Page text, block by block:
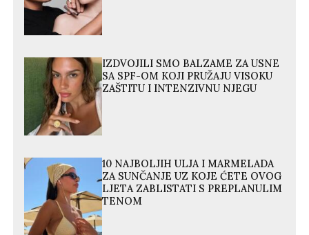
IZDVOJILI SMO BALZAME ZA USNE
SA SPF-OM KOJI PRUŽAJU VISOKU
ZAŠTITU I INTENZIVNU NJEGU
10 NAJBOLJIH ULJA I MARMELADA
ZA SUNČANJE UZ KOJE ĆETE OVOG
LJETA ZABLISTATI S PREPLANULIM
TENOM